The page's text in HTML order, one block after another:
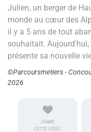
Julien, un berger de
monde au cœur des
il y a 5 ans de tout
souhaitait.
présente sa nouvelle
©Parcoursmetiers -
2026
J'AIME
CETTE VIDÉO